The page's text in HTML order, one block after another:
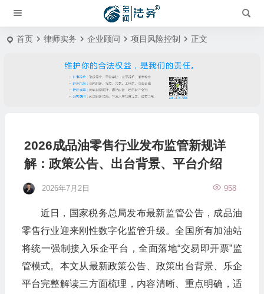
首页 律师实务 企业顾问 项目风险控制 正文
2026成品油零售行业发布监管新规详
解：政策公告、出台背景、平台介绍
2026年7月2日 958
近日，国家税务总局发布最新监管公告，成品油
零售行业迎来刚性数字化监管升级。全国所有加油站
将统一强制接入乐企平台，全面落地“交易即开票”监
管模式。本文从最新政策公告、政策出台背景、乐企
平台完整解读三方面梳理，内容清晰、重点明确，适